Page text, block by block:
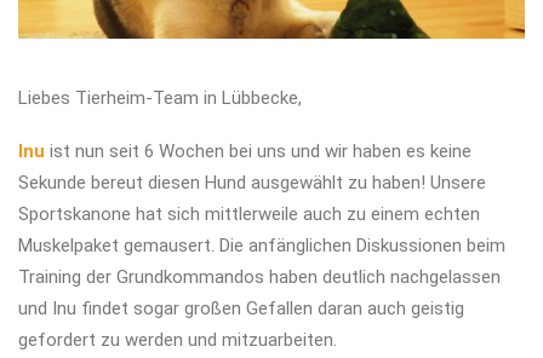
Liebes Tierheim-Team in Lübbecke,
Inu ist nun seit 6 Wochen bei uns und wir haben es keine
Sekunde bereut diesen Hund ausgewählt zu haben! Unsere
Sportskanone hat sich mittlerweile auch zu einem echten
Muskelpaket gemausert. Die anfänglichen Diskussionen beim
Training der Grundkommandos haben deutlich nachgelassen
und Inu findet sogar großen Gefallen daran auch geistig
gefordert zu werden und mitzuarbeiten.